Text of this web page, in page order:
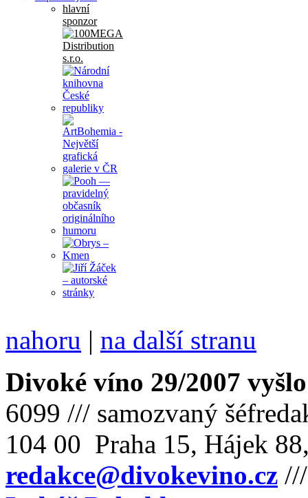
hlavní
sponzor
nahoru | na další stranu
Divoké víno 29/2007
6099 /// samozvaný
104 00 Praha 15, Hájek
redakce@divokevino.cz